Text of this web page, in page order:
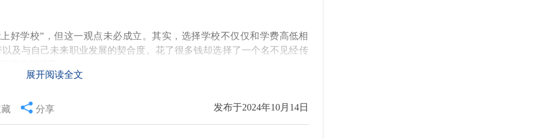
好学校”，但这一观点未必成立。其实，选择学校不仅仅和学费高低相
及与自己未来职业发展的契合度。花了很多钱却选择了一个名不见经传
，名校的资源和人脉雄厚，但也并不是每个人在这里都能得到理想的结
异常激烈，最后的成果往往与个人的努力和适应能力密不可分。所以，
展开阅读全文
分享 发布于2024年10月14日